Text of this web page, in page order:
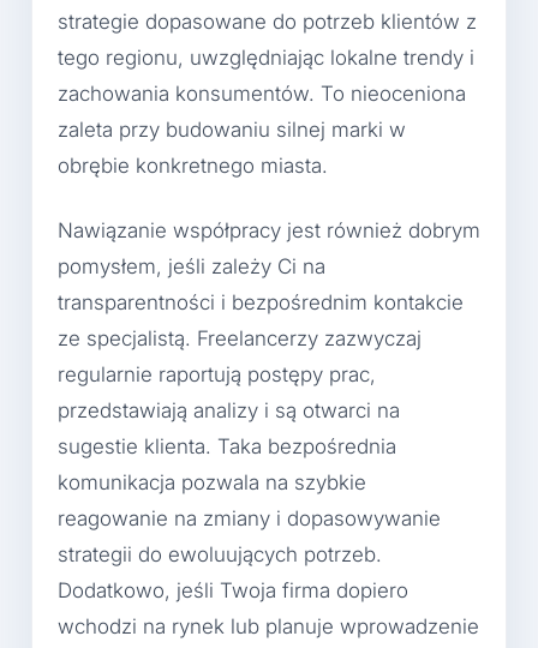
strategie dopasowane do potrzeb klientów z
tego regionu, uwzględniając lokalne trendy i
zachowania konsumentów. To nieoceniona
zaleta przy budowaniu silnej marki w
obrębie konkretnego miasta.
Nawiązanie współpracy jest również dobrym
pomysłem, jeśli zależy Ci na
transparentności i bezpośrednim kontakcie
ze specjalistą. Freelancerzy zazwyczaj
regularnie raportują postępy prac,
przedstawiają analizy i są otwarci na
sugestie klienta. Taka bezpośrednia
komunikacja pozwala na szybkie
reagowanie na zmiany i dopasowywanie
strategii do ewoluujących potrzeb.
Dodatkowo, jeśli Twoja firma dopiero
wchodzi na rynek lub planuje wprowadzenie